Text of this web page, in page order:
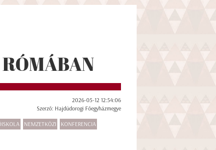
2026-05-12 12:54:06
Szerző: Hajdúdorogi Főegyházmegye
NEMZETKÖZI
KONFERENCIA